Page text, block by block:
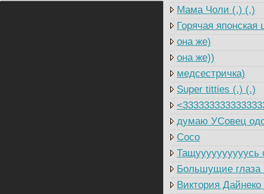
Мама Чоли (.) (.)
Горячая
она же)
она же))
медсестричка)
Super titties (.) (.)
думаю УСовец
Coco
Тащуууууууууусь
Большущие глаза
Виктория